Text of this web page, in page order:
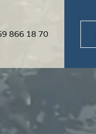
866 18 70